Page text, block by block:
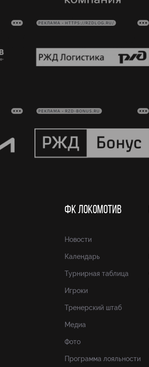
РЕКЛАМА • HTTPS://RZDLOG.RU/
РЕКЛАМА • RZD-BONUS.RU
ФК ЛОКОМОТИВ
Новости
Календарь
Турнирная таблица
Игроки
Тренерский штаб
Медиа
Фото
Программа лояльности